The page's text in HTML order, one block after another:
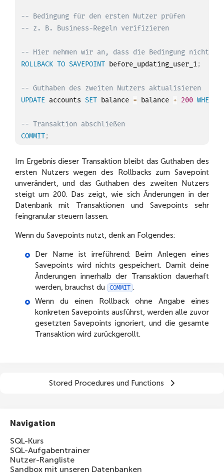
-- Bedingung für den ersten Nutzer prüfen
-- z. B. Business-Regeln verifizieren
-- Hier nehmen wir an, dass die Bedingung nicht
ROLLBACK TO SAVEPOINT before_updating_user_1;
-- Guthaben des zweiten Nutzers aktualisieren
UPDATE accounts SET balance = balance + 200 WHERE
-- Transaktion abschließen
COMMIT;
Im Ergebnis dieser Transaktion bleibt das Guthaben des
ersten Nutzers wegen des Rollbacks zum Savepoint
unverändert, und das Guthaben des zweiten Nutzers
steigt um 200. Das zeigt, wie sich Änderungen in der
Datenbank mit Transaktionen und Savepoints sehr
feingranular steuern lassen.
Wenn du Savepoints nutzt, denk an Folgendes:
Der Name ist irreführend: Beim Anlegen eines
Savepoints wird nichts gespeichert. Damit deine
Änderungen innerhalb der Transaktion dauerhaft
werden, brauchst du COMMIT .
Wenn du einen Rollback ohne Angabe eines
konkreten Savepoints ausführst, werden alle zuvor
gesetzten Savepoints ignoriert, und die gesamte
Transaktion wird zurückgerollt.
Stored Procedures und Functions
Navigation
SQL-Kurs
SQL-Aufgabentrainer
Nutzer-Rangliste
Sandbox mit unseren Datenbanken